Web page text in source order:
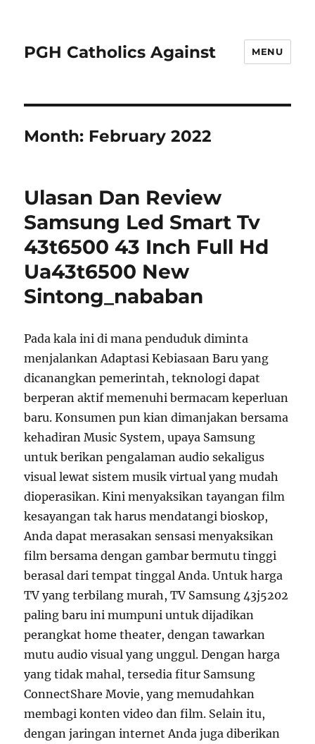
PGH Catholics Against MENU
Month: February 2022
Ulasan Dan Review
Samsung Led Smart Tv
43t6500 43 Inch Full Hd
Ua43t6500 New
Sintong_nababan
Pada kala ini di mana penduduk diminta
menjalankan Adaptasi Kebiasaan Baru yang
dicanangkan pemerintah, teknologi dapat
berperan aktif memenuhi bermacam keperluan
baru. Konsumen pun kian dimanjakan bersama
kehadiran Music System, upaya Samsung
untuk berikan pengalaman audio sekaligus
visual lewat sistem musik virtual yang mudah
dioperasikan. Kini menyaksikan tayangan film
kesayangan tak harus mendatangi bioskop,
Anda dapat merasakan sensasi menyaksikan
film bersama dengan gambar bermutu tinggi
berasal dari tempat tinggal Anda. Untuk harga
TV yang terbilang murah, TV Samsung 43j5202
paling baru ini mumpuni untuk dijadikan
perangkat home theater, dengan tawarkan
mutu audio visual yang unggul. Dengan harga
yang tidak mahal, tersedia fitur Samsung
ConnectShare Movie, yang memudahkan
membagi konten video dan film. Selain itu,
dengan jaringan internet Anda juga diberikan